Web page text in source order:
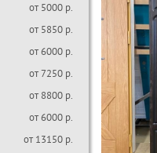
от 5000 р.
от 5850 р.
от 6000 р.
от 7250 р.
от 8800 р.
от 6000 р.
от 13150 р.